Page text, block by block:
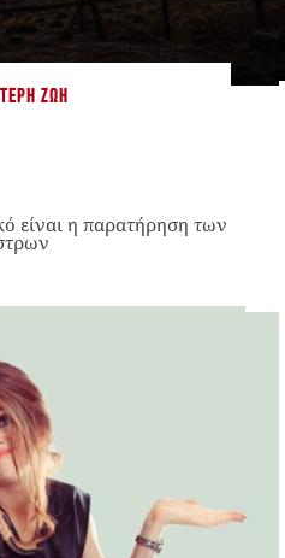
ΖΩΉ
είναι η παρατήρηση των